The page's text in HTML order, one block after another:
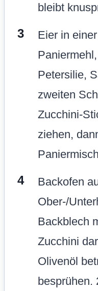
bleibt
Eier in
Petersilie,
zweiten
Zucchini-
ziehen,
Backofen
Ober-/
Backblech
Zucchini
Olivenöl
besprühen.